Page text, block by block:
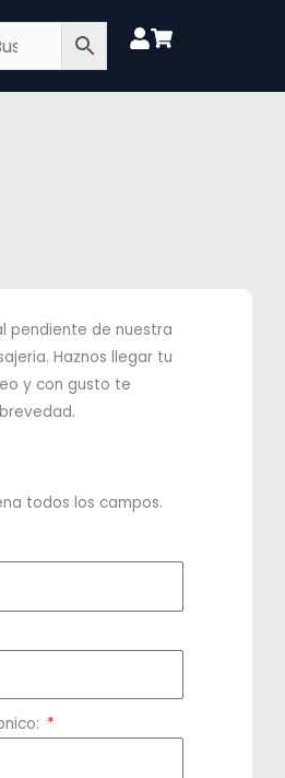
pendiente de nuestra
Haznos llegar tu
y con gusto te
todos los campos.